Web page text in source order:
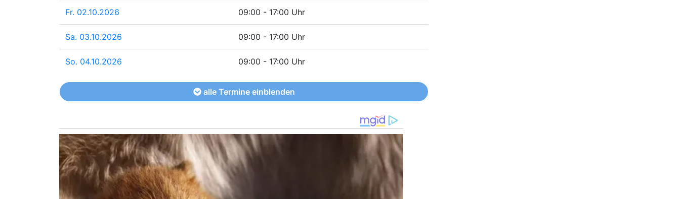
Fr. 02.10.2026 09:00 - 17:00 Uhr
Sa. 03.10.2026 09:00 - 17:00 Uhr
So. 04.10.2026 09:00 - 17:00 Uhr
alle Termine einblenden